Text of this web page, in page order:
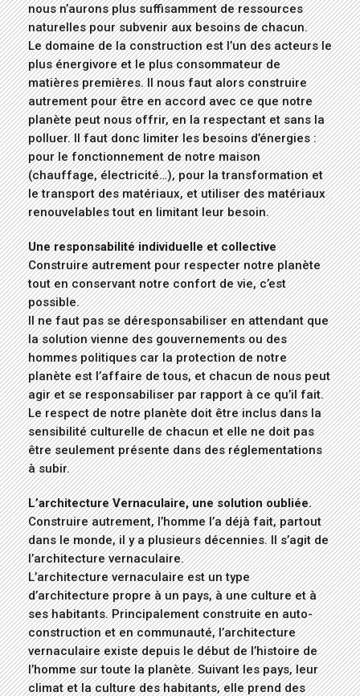
nous n’aurons plus suffisamment de ressources
naturelles pour subvenir aux besoins de chacun.
Le domaine de la construction est l’un des acteurs le
plus énergivore et le plus consommateur de
matières premières. Il nous faut alors construire
autrement pour être en accord avec ce que notre
planète peut nous offrir, en la respectant et sans la
polluer. Il faut donc limiter les besoins d’énergies :
pour le fonctionnement de notre maison
(chauffage, électricité…), pour la transformation et
le transport des matériaux, et utiliser des matériaux
renouvelables tout en limitant leur besoin.
Une responsabilité individuelle et collective
Construire autrement pour respecter notre planète
tout en conservant notre confort de vie, c’est
possible.
Il ne faut pas se déresponsabiliser en attendant que
la solution vienne des gouvernements ou des
hommes politiques car la protection de notre
planète est l’affaire de tous, et chacun de nous peut
agir et se responsabiliser par rapport à ce qu’il fait.
Le respect de notre planète doit être inclus dans la
sensibilité culturelle de chacun et elle ne doit pas
être seulement présente dans des réglementations
à subir.
L’architecture Vernaculaire, une solution oubliée.
Construire autrement, l’homme l’a déjà fait, partout
dans le monde, il y a plusieurs décennies. Il s’agit de
l’architecture vernaculaire.
L’architecture vernaculaire est un type
d’architecture propre à un pays, à une culture et à
ses habitants. Principalement construite en auto-
construction et en communauté, l’architecture
vernaculaire existe depuis le début de l’histoire de
l’homme sur toute la planète. Suivant les pays, leur
climat et la culture des habitants, elle prend des